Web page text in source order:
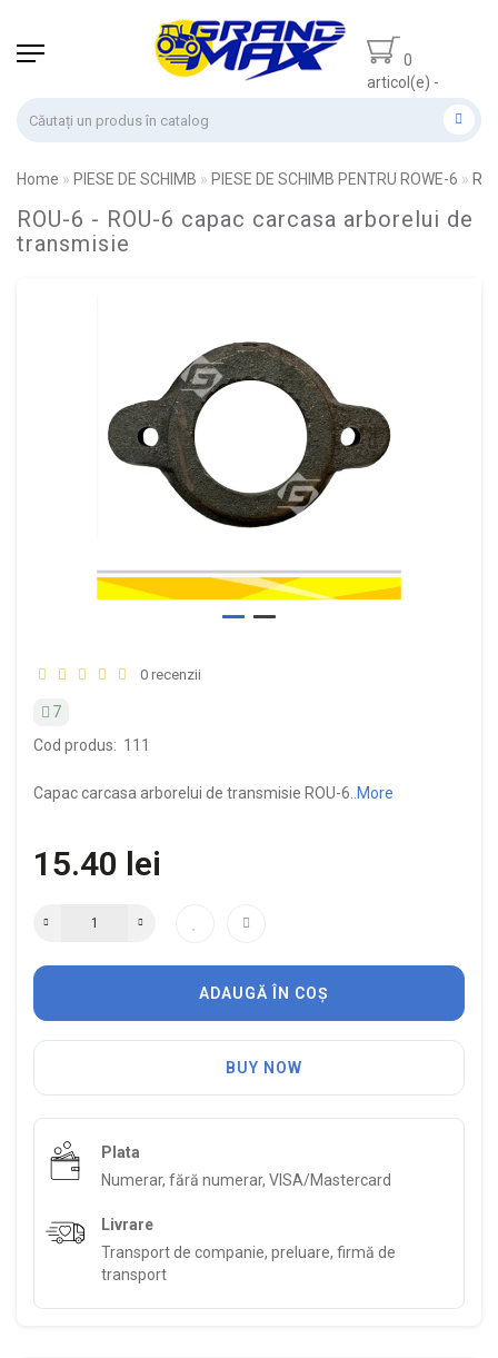
0
articol(e) -
Home PIESE DE SCHIMB PIESE DE SCHIMB PENTRU ROWE-6
ROU-6 - ROU-6 capac carcasa arborelui de
transmisie
0 recenzii
7
Cod produs: 111
Capac carcasa arborelui de transmisie ROU-6.. More
15.40 lei
ADAUGĂ ÎN COȘ
BUY NOW
Plata
Numerar, fără numerar, VISA/Mastercard
Livrare
Transport de companie, preluare, firmă de
transport